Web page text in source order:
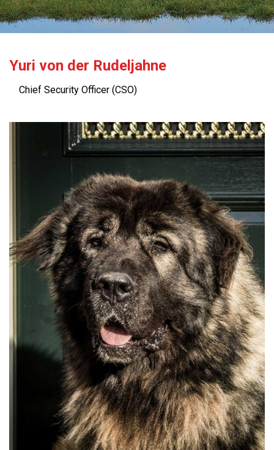
Yuri von der Rudeljahne
Chief Security Officer (CSO)